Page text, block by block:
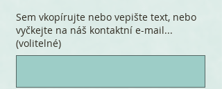
Sem vkopírujte nebo vepište text, nebo
vyčkejte na náš kontaktní e-mail...
(volitelné)